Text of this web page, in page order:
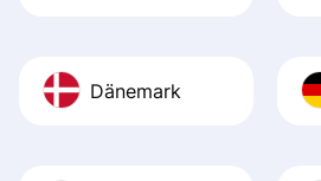
Dänemark